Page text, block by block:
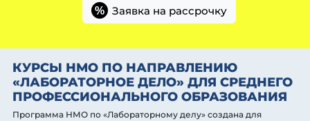
% Заявка на рассрочку
КУРСЫ НМО ПО НАПРАВЛЕНИЮ
«ЛАБОРАТОРНОЕ ДЕЛО» ДЛЯ СРЕДНЕГО
ПРОФЕССИОНАЛЬНОГО ОБРАЗОВАНИЯ
Программа НМО по «Лабораторному делу» создана для